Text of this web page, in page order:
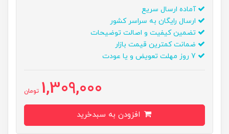
آماده ارسال سریع
ارسال رایگان به سراسر کشور
تضمین کیفیت و اصالت توضیحات
ضمانت کمترین قیمت بازار
1,309,000 تومان